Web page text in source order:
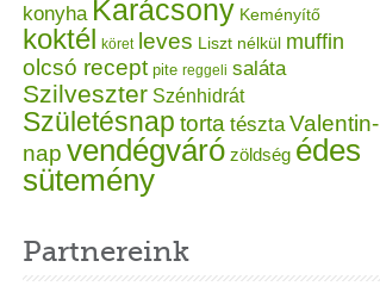
konyha Karácsony Keményítő
koktél köret leves Liszt nélkül muffin
olcsó recept pite reggeli saláta
Szilveszter Szénhidrát
Születésnap torta tészta Valentin-
nap vendégváró zöldség édes
sütemény
Partnereink